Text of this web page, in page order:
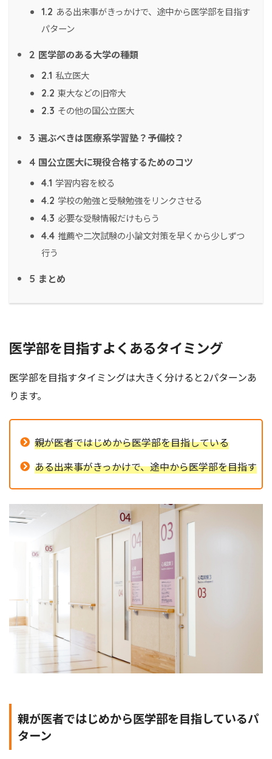
1.2 ある出来事がきっかけで、途中から医学部を目指す
パターン
2 医学部のある大学の種類
2.1 私立医大
2.2 東大などの旧帝大
2.3 その他の国公立医大
3 選ぶべきは医療系学習塾？予備校？
4 国公立医大に現役合格するためのコツ
4.1 学習内容を絞る
4.2 学校の勉強と受験勉強をリンクさせる
4.3 必要な受験情報だけもらう
4.4 推薦や二次試験の小論文対策を早くから少しずつ
行う
5 まとめ
医学部を目指すよくあるタイミング
医学部を目指すタイミングは大きく分けると2パターンあ
ります。
親が医者ではじめから医学部を目指している
ある出来事がきっかけで、途中から医学部を目指す
親が医者ではじめから医学部を目指しているパ
ターン